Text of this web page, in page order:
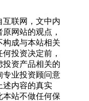
互联网，文中内
网站的观点，
构成与本站相关
投资决定前，
投资产品相关的
专业投资顾问意
述内容的真实
本站不做任何保